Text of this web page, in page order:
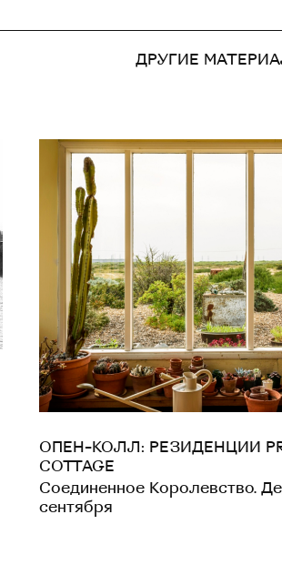
ДРУГИЕ
ОПЕН-КОЛЛ: РЕЗИДЕНЦИИ
COTTAGE
Соединенное Королевство.
сентября